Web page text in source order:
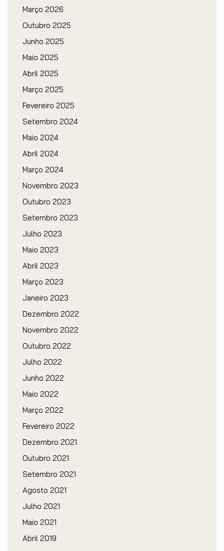
Março 2026
Outubro 2025
Junho 2025
Maio 2025
Abril 2025
Março 2025
Fevereiro 2025
Setembro 2024
Maio 2024
Abril 2024
Março 2024
Novembro 2023
Outubro 2023
Setembro 2023
Julho 2023
Maio 2023
Abril 2023
Março 2023
Janeiro 2023
Dezembro 2022
Novembro 2022
Outubro 2022
Julho 2022
Junho 2022
Maio 2022
Março 2022
Fevereiro 2022
Dezembro 2021
Outubro 2021
Setembro 2021
Agosto 2021
Julho 2021
Maio 2021
Abril 2019